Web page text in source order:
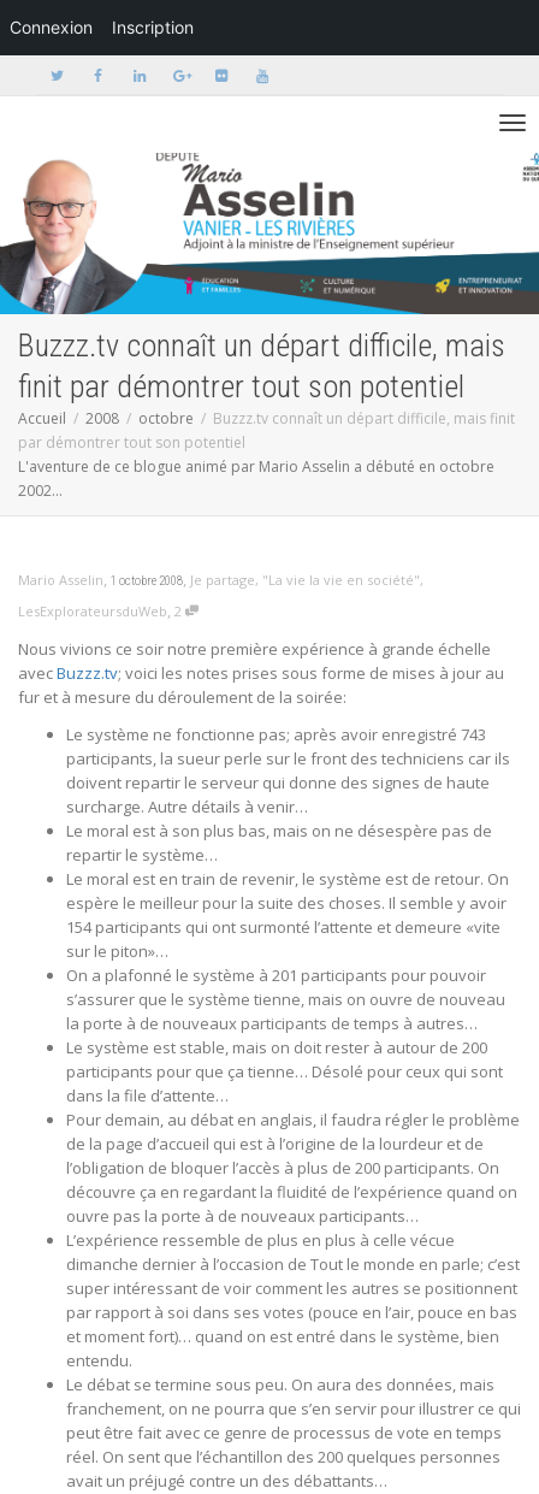
Connexion Inscription
Activer/
Buzzz.tv connaît un départ difficile, mais
finit par démontrer tout son potentiel
Accueil 2008 octobre
Buzzz.tv connaît un départ difficile, mais finit
par démontrer tout son potentiel
L'aventure de ce blogue animé par Mario Asselin a débuté en octobre
2002...
Mario Asselin, 1 octobre 2008, Je partage, "La vie la vie en société",
LesExplorateursduWeb, 2
Nous vivions ce soir notre première expérience à grande échelle
avecBuzzz.tv; voici les notes prises sous forme de mises à jour au
fur et à mesure du déroulement de la soirée:
Le système ne fonctionne pas; après avoir enregistré 743
participants, la sueur perle sur le front des techniciens car ils
doivent repartir le serveur qui donne des signes de haute
surcharge. Autre détails à venir…
Le moral est à son plus bas, mais on ne désespère pas de
repartir le système…
Le moral est en train de revenir, le système est de retour. On
espère le meilleur pour la suite des choses. Il semble y avoir
154 participants qui ont surmonté l’attente et demeure «vite
sur le piton»…
On a plafonné le système à 201 participants pour pouvoir
s’assurer que le système tienne, mais on ouvre de nouveau
la porte à de nouveaux participants de temps à autres…
Le système est stable, mais on doit rester à autour de 200
participants pour que ça tienne… Désolé pour ceux qui sont
dans la file d’attente…
Pour demain, au débat en anglais, il faudra régler le problème
de la page d’accueil qui est à l’origine de la lourdeur et de
l’obligation de bloquer l’accès à plus de 200 participants. On
découvre ça en regardant la fluidité de l’expérience quand on
ouvre pas la porte à de nouveaux participants…
L’expérience ressemble de plus en plus à celle vécue
dimanche dernier à l’occasion de Tout le monde en parle; c’est
super intéressant de voir comment les autres se positionnent
par rapport à soi dans ses votes (pouce en l’air, pouce en bas
et moment fort)… quand on est entré dans le système, bien
entendu.
Le débat se termine sous peu. On aura des données, mais
franchement, on ne pourra que s’en servir pour illustrer ce qui
peut être fait avec ce genre de processus de vote en temps
réel. On sent que l’échantillon des 200 quelques personnes
avait un préjugé contre un des débattants…